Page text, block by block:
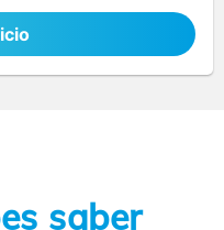
saber